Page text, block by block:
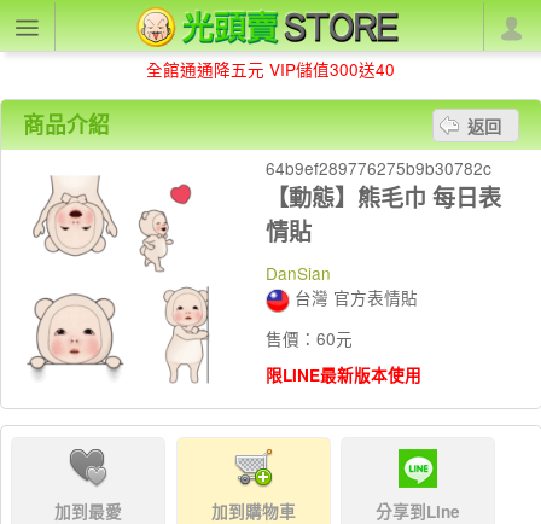
全館通通降五元 VIP儲值300送40
商品介紹
返回
64b9ef289776275b9b30782c
【動態】熊毛巾 每日表
情貼
DanSian
台灣 官方表情貼
售價：60元
限LINE最新版本使用
加到最愛 加到購物車 分享到Line